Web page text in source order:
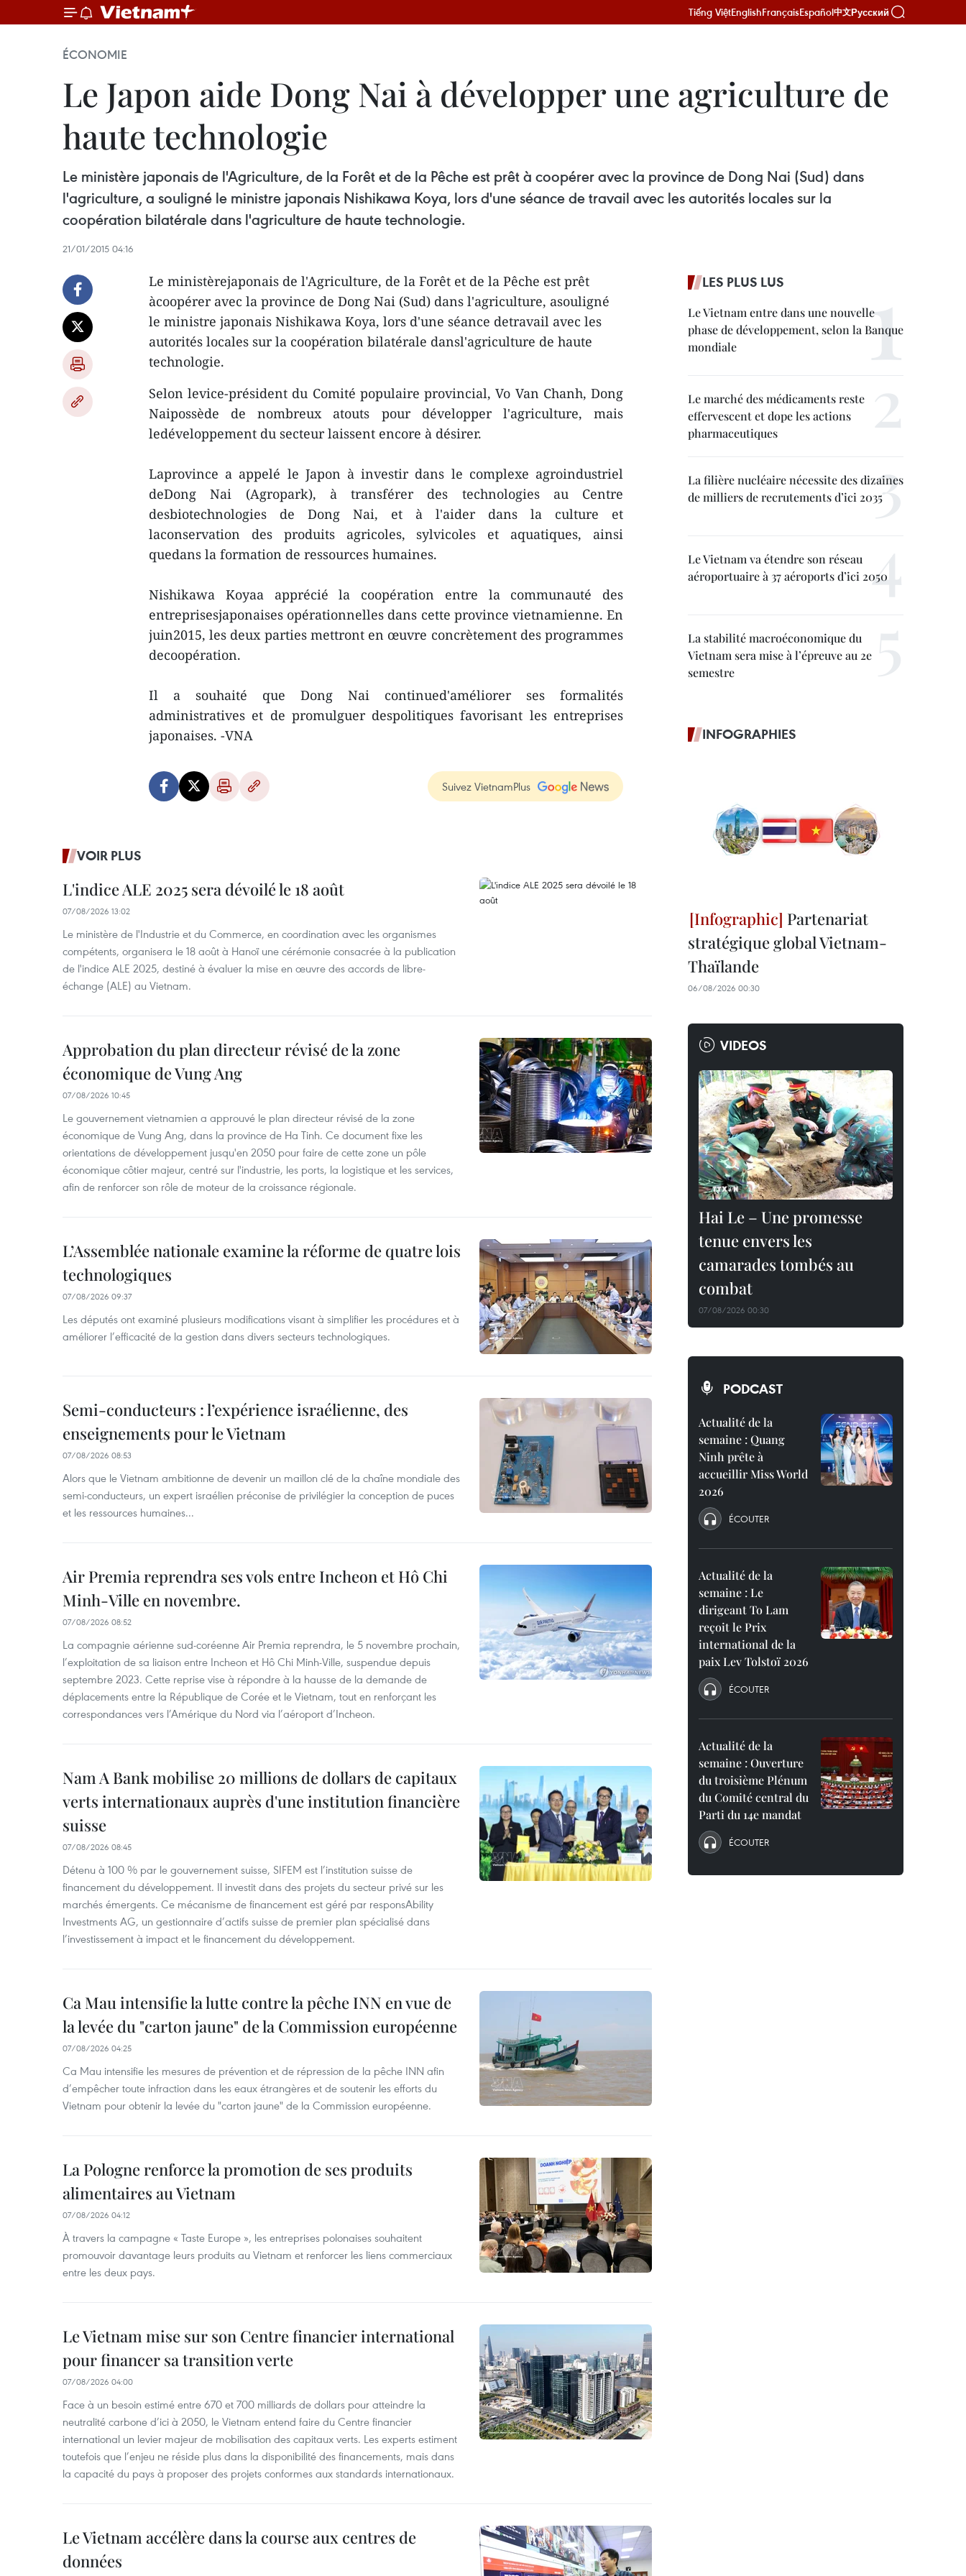
Tiếng ViệtEnglishFrançaisEspañol中文Русский
ÉCONOMIE
Le Japon aide Dong Nai à développer une agriculture de
haute technologie
Le ministère japonais de l'Agriculture, de la Forêt et de la Pêche est prêt à coopérer avec la province de Dong Nai (Sud) dans
l'agriculture, a souligné le ministre japonais Nishikawa Koya, lors d'une séance de travail avec les autorités locales sur la
coopération bilatérale dans l'agriculture de haute technologie.
21/01/2015 04:16
Le ministèrejaponais de l'Agriculture, de la Forêt et de la Pêche est prêt
àcoopérer avec la province de Dong Nai (Sud) dans l'agriculture, asouligné
le ministre japonais Nishikawa Koya, lors d'une séance detravail avec les
autorités locales sur la coopération bilatérale dansl'agriculture de haute
technologie.
Selon levice-président du Comité populaire provincial, Vo Van Chanh, Dong
Naipossède de nombreux atouts pour développer l'agriculture, mais
ledéveloppement du secteur laissent encore à désirer.
Laprovince a appelé le Japon à investir dans le complexe agroindustriel
deDong Nai (Agropark), à transférer des technologies au Centre
desbiotechnologies de Dong Nai, et à l'aider dans la culture et
laconservation des produits agricoles, sylvicoles et aquatiques, ainsi
quedans la formation de ressources humaines.
Nishikawa Koyaa apprécié la coopération entre la communauté des
entreprisesjaponaises opérationnelles dans cette province vietnamienne. En
juin2015, les deux parties mettront en œuvre concrètement des programmes
decoopération.
Il a souhaité que Dong Nai continued'améliorer ses formalités
administratives et de promulguer despolitiques favorisant les entreprises
japonaises. -VNA
Suivez VietnamPlus
VOIR PLUS
L'indice ALE 2025 sera dévoilé le 18 août
07/08/2026 13:02
Le ministère de l'Industrie et du Commerce, en coordination avec les organismes
compétents, organisera le 18 août à Hanoï une cérémonie consacrée à la publication
de l'indice ALE 2025, destiné à évaluer la mise en œuvre des accords de libre-
échange (ALE) au Vietnam.
Approbation du plan directeur révisé de la zone
économique de Vung Ang
07/08/2026 10:45
Le gouvernement vietnamien a approuvé le plan directeur révisé de la zone
économique de Vung Ang, dans la province de Ha Tinh. Ce document fixe les
orientations de développement jusqu'en 2050 pour faire de cette zone un pôle
économique côtier majeur, centré sur l'industrie, les ports, la logistique et les services,
afin de renforcer son rôle de moteur de la croissance régionale.
L’Assemblée nationale examine la réforme de quatre lois
technologiques
07/08/2026 09:37
Les députés ont examiné plusieurs modifications visant à simplifier les procédures et à
améliorer l’efficacité de la gestion dans divers secteurs technologiques.
Semi-conducteurs : l’expérience israélienne, des
enseignements pour le Vietnam
07/08/2026 08:53
Alors que le Vietnam ambitionne de devenir un maillon clé de la chaîne mondiale des
semi-conducteurs, un expert israélien préconise de privilégier la conception de puces
et les ressources humaines...
Air Premia reprendra ses vols entre Incheon et Hô Chi
Minh-Ville en novembre.
07/08/2026 08:52
La compagnie aérienne sud-coréenne Air Premia reprendra, le 5 novembre prochain,
l’exploitation de sa liaison entre Incheon et Hô Chi Minh-Ville, suspendue depuis
septembre 2023. Cette reprise vise à répondre à la hausse de la demande de
déplacements entre la République de Corée et le Vietnam, tout en renforçant les
correspondances vers l’Amérique du Nord via l’aéroport d’Incheon.
Nam A Bank mobilise 20 millions de dollars de capitaux
verts internationaux auprès d'une institution financière
suisse
07/08/2026 08:45
Détenu à 100 % par le gouvernement suisse, SIFEM est l’institution suisse de
financement du développement. Il investit dans des projets du secteur privé sur les
marchés émergents. Ce mécanisme de financement est géré par responsAbility
Investments AG, un gestionnaire d’actifs suisse de premier plan spécialisé dans
l’investissement à impact et le financement du développement.
Ca Mau intensifie la lutte contre la pêche INN en vue de
la levée du "carton jaune" de la Commission européenne
07/08/2026 04:25
Ca Mau intensifie les mesures de prévention et de répression de la pêche INN afin
d’empêcher toute infraction dans les eaux étrangères et de soutenir les efforts du
Vietnam pour obtenir la levée du "carton jaune" de la Commission européenne.
La Pologne renforce la promotion de ses produits
alimentaires au Vietnam
07/08/2026 04:12
À travers la campagne « Taste Europe », les entreprises polonaises souhaitent
promouvoir davantage leurs produits au Vietnam et renforcer les liens commerciaux
entre les deux pays.
Le Vietnam mise sur son Centre financier international
pour financer sa transition verte
07/08/2026 04:00
Face à un besoin estimé entre 670 et 700 milliards de dollars pour atteindre la
neutralité carbone d’ici à 2050, le Vietnam entend faire du Centre financier
international un levier majeur de mobilisation des capitaux verts. Les experts estiment
toutefois que l’enjeu ne réside plus dans la disponibilité des financements, mais dans
la capacité du pays à proposer des projets conformes aux standards internationaux.
Le Vietnam accélère dans la course aux centres de
données
LES PLUS LUS
Le Vietnam entre dans une nouvelle
phase de développement, selon la Banque
mondiale
Le marché des médicaments reste
effervescent et dope les actions
pharmaceutiques
La filière nucléaire nécessite des dizaines
de milliers de recrutements d’ici 2035
Le Vietnam va étendre son réseau
aéroportuaire à 37 aéroports d’ici 2050
La stabilité macroéconomique du
Vietnam sera mise à l’épreuve au 2e
semestre
INFOGRAPHIES
Partenariat
stratégique global Vietnam-
Thaïlande
06/08/2026 00:30
VIDEOS
Hai Le – Une promesse
tenue envers les
camarades tombés au
combat
07/08/2026 00:30
PODCAST
Actualité de la
semaine : Quang
Ninh prête à
accueillir Miss World
2026
ÉCOUTER
Actualité de la
semaine : Le
dirigeant To Lam
reçoit le Prix
international de la
paix Lev Tolstoï 2026
ÉCOUTER
Actualité de la
semaine : Ouverture
du troisième Plénum
du Comité central du
Parti du 14e mandat
ÉCOUTER